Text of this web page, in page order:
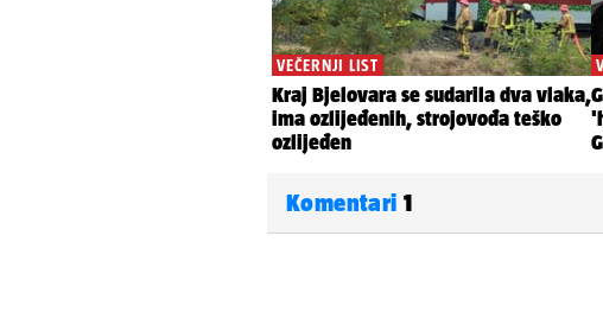
Komentari 1